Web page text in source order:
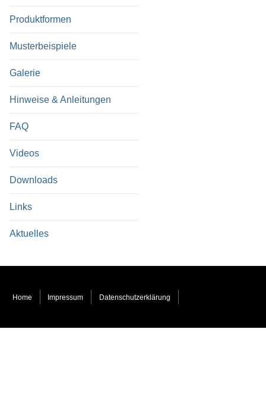
Produktformen
Musterbeispiele
Galerie
Hinweise & Anleitungen
FAQ
Videos
Downloads
Links
Aktuelles
Home Impressum Datenschutzerklärung